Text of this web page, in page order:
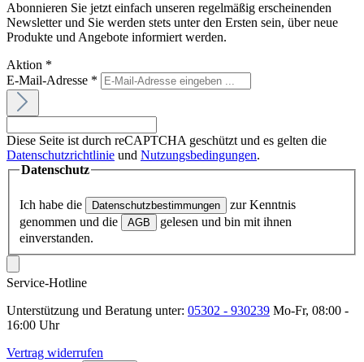
Abonnieren Sie jetzt einfach unseren regelmäßig erscheinenden
Newsletter und Sie werden stets unter den Ersten sein, über neue
Produkte und Angebote informiert werden.
Aktion *
E-Mail-Adresse *
Diese Seite ist durch reCAPTCHA geschützt und es gelten die
Datenschutzrichtlinie und Nutzungsbedingungen.
Datenschutz
Ich habe die Datenschutzbestimmungen
zur Kenntnis
genommen und die
AGB
gelesen und bin mit ihnen
einverstanden.
Service-Hotline
Unterstützung und Beratung unter: 05302 - 930239 Mo-Fr, 08:00 -
16:00 Uhr
Vertrag widerrufen